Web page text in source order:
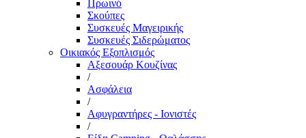
Πρωινό
Σκούπες
Συσκευές Μαγειρικής
Συσκευές Σιδερώματος
Οικιακός Εξοπλισμός
Αξεσουάρ Κουζίνας
/
Ασφάλεια
/
Αφυγραντήρες - Ιονιστές
/